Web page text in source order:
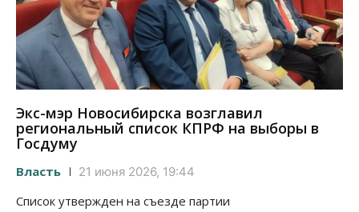
Экс-мэр Новосибирска возглавил
региональный список КПРФ на выборы в
Госдуму
Власть 21 июня 2026, 19:44
Список утвержден на съезде партии